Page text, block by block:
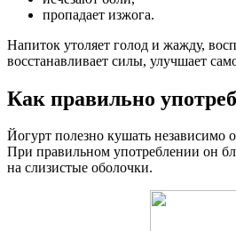
пропадает изжога.
Напиток утоляет голод и жажду,
восстанавливает силы, улучшает
Как правильно
Йогурт полезно кушать независимо
При правильном употреблении он
на слизистые оболочки.